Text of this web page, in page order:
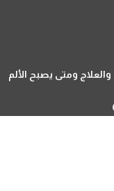
والعلاج ومتى يصبح الألم